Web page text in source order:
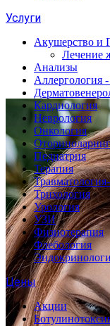
Услуги
Акушерство и
Лечение
Анализы
Аллергология
Кардиология
Неврология
Онкология
Педиатрия
Терапия
Трихология
Урология
УЗИ
Физиотерапия
Флебология
Цены
Акции